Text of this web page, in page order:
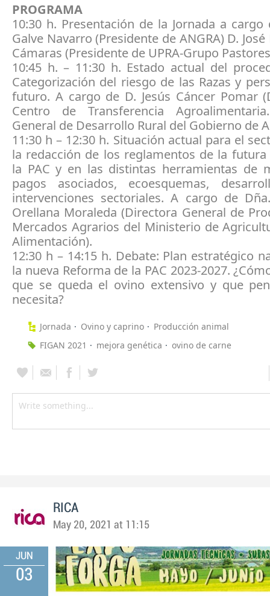
PROGRAMA
10:30 h. Presentación de la Jornada a cargo
Galve Navarro (Presidente de ANGRA) D.
Cámaras (Presidente de UPRA-Grupo
10:45 h. – 11:30 h. Estado actual del
Categorización del riesgo de las Razas y
futuro. A cargo de D. Jesús Cáncer Pomar
Centro de Transferencia
General de Desarrollo Rural del Gobierno de
11:30 h – 12:30 h. Situación actual para el
la redacción de los reglamentos de la
la PAC y en las distintas herramientas de
pagos asociados, ecoesquemas,
intervenciones sectoriales. A cargo de
Orellana Moraleda (Directora General de
Mercados Agrarios del Ministerio de
Alimentación).
12:30 h – 14:15 h. Debate: Plan estratégico
la nueva Reforma de la PAC 2023-2027.
que se queda el ovino extensivo y que
necesita?
Jornada Ovino y caprino
Producción animal
FIGAN 2021
mejora genética ovino de carne
RICA
May 20, 2021 at 11:15
JUN
03